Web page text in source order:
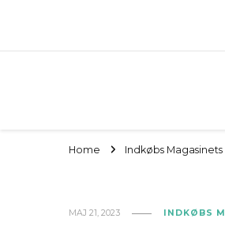
Home Indkøbs
MAJ 21, 2023 INDKØBS